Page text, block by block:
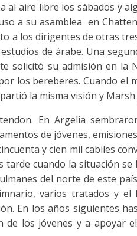
aire libre los sábados y
a su asamblea en
a los dirigentes de otras
de árabe. Una
solicitó su admisión en
los bereberes. Cuando el
la misma visión y
En Argelia
de jóvenes,
y cien mil cabiles
cuando la situación
del norte de este
varios tratados y
En los años siguientes
de los jóvenes y a apoyar